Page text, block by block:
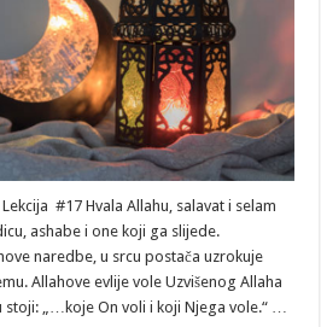
#17 Hvala Allahu, salavat i selam
ashabe i one koji ga slijede.
naredbe, u srcu postača uzrokuje
Allahove evlije vole Uzvišenog Allaha
stoji: „…koje On voli i koji Njega vole.“ …